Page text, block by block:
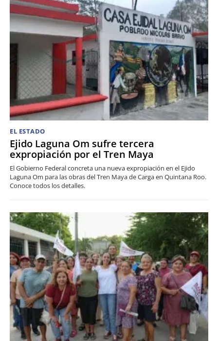
EL ESTADO
Ejido Laguna Om sufre tercera
expropiación por el Tren Maya
El Gobierno Federal concreta una nueva expropiación en el Ejido
Laguna Om para las obras del Tren Maya de Carga en Quintana Roo.
Conoce todos los detalles.